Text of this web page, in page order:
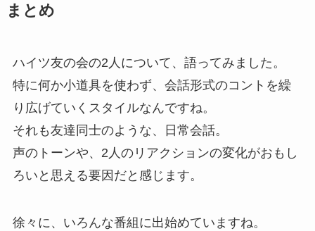
まとめ
ハイツ友の会の2人について、語ってみました。
特に何か小道具を使わず、会話形式のコントを繰
り広げていくスタイルなんですね。
それも友達同士のような、日常会話。
声のトーンや、2人のリアクションの変化がおもし
ろいと思える要因だと感じます。
徐々に、いろんな番組に出始めていますね。